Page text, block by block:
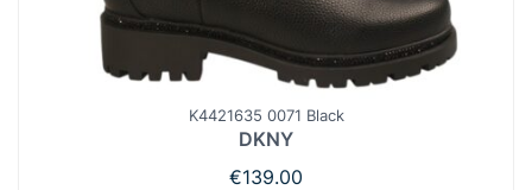
K4421635 0071 Black
DKNY
€139.00